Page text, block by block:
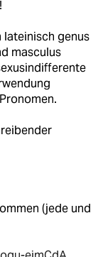
lateinisch genus
masculus
(jede und